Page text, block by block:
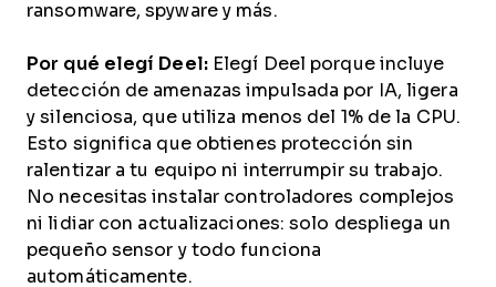
ransomware, spyware y más.
Por qué elegí Deel:Elegí Deel porque incluye
detección de amenazas impulsada por IA, ligera
y silenciosa, que utiliza menos del 1% de la CPU.
Esto significa que obtienes protección sin
ralentizar a tu equipo ni interrumpir su trabajo.
No necesitas instalar controladores complejos
ni lidiar con actualizaciones: solo despliega un
pequeño sensor y todo funciona
automáticamente.